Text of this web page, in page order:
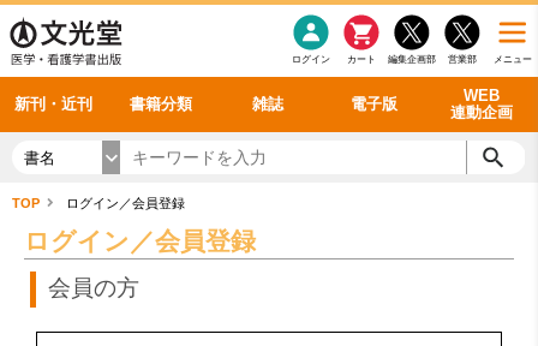
メニュー
営業部
編集企画部
カート
ログイン
新刊・近刊 書籍分類 雑誌 電子版
WEB
連動企画
感染症 老年医学
看護・介護
呼吸器
循環器
シリーズ一覧
雑誌投稿規定
理学療法
雑誌案内・年間購読 最新号 バックナンバー
電子書籍
電子雑誌
書籍「データに基づく臨床動作分析」WEB動画
書籍「眼手術学」WEB動画
書籍「神経症候学 II 改訂第二版」 WEB動画
新刊一覧
今後の発行予定
書名
TOP ログイン／会員登録
ログイン／会員登録
会員の方